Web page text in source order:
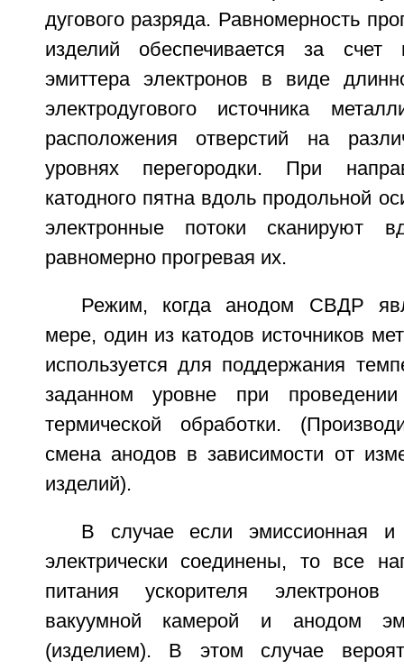
дугового разряда. Равномерность
изделий обеспечивается за счет
эмиттера электронов в виде
электродугового источника
расположения отверстий на
уровнях перегородки. При
катодного пятна вдоль продольной
электронные потоки сканируют
равномерно прогревая их.
Режим, когда анодом СВДР
мере, один из катодов источников
используется для поддержания
заданном уровне при
термической обработки.
смена анодов в зависимости от
изделий).
В случае если эмиссионная и
электрически соединены, то все
питания ускорителя
вакуумной камерой и анодом
(изделием). В этом случае